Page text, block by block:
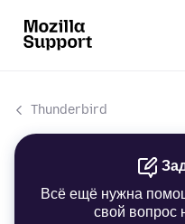
Thunderbird
Всё ещё нужна
свой вопрос